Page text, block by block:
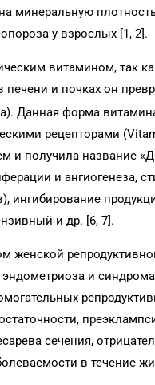
минеральную
у взрослых [1, 2].
витамином, так
печени и почках он
Данная форма
рецепторами
и получила название
и ангиогенеза,
ингибирование
и др. [6, 7].
женской
и
сечения,
в течение